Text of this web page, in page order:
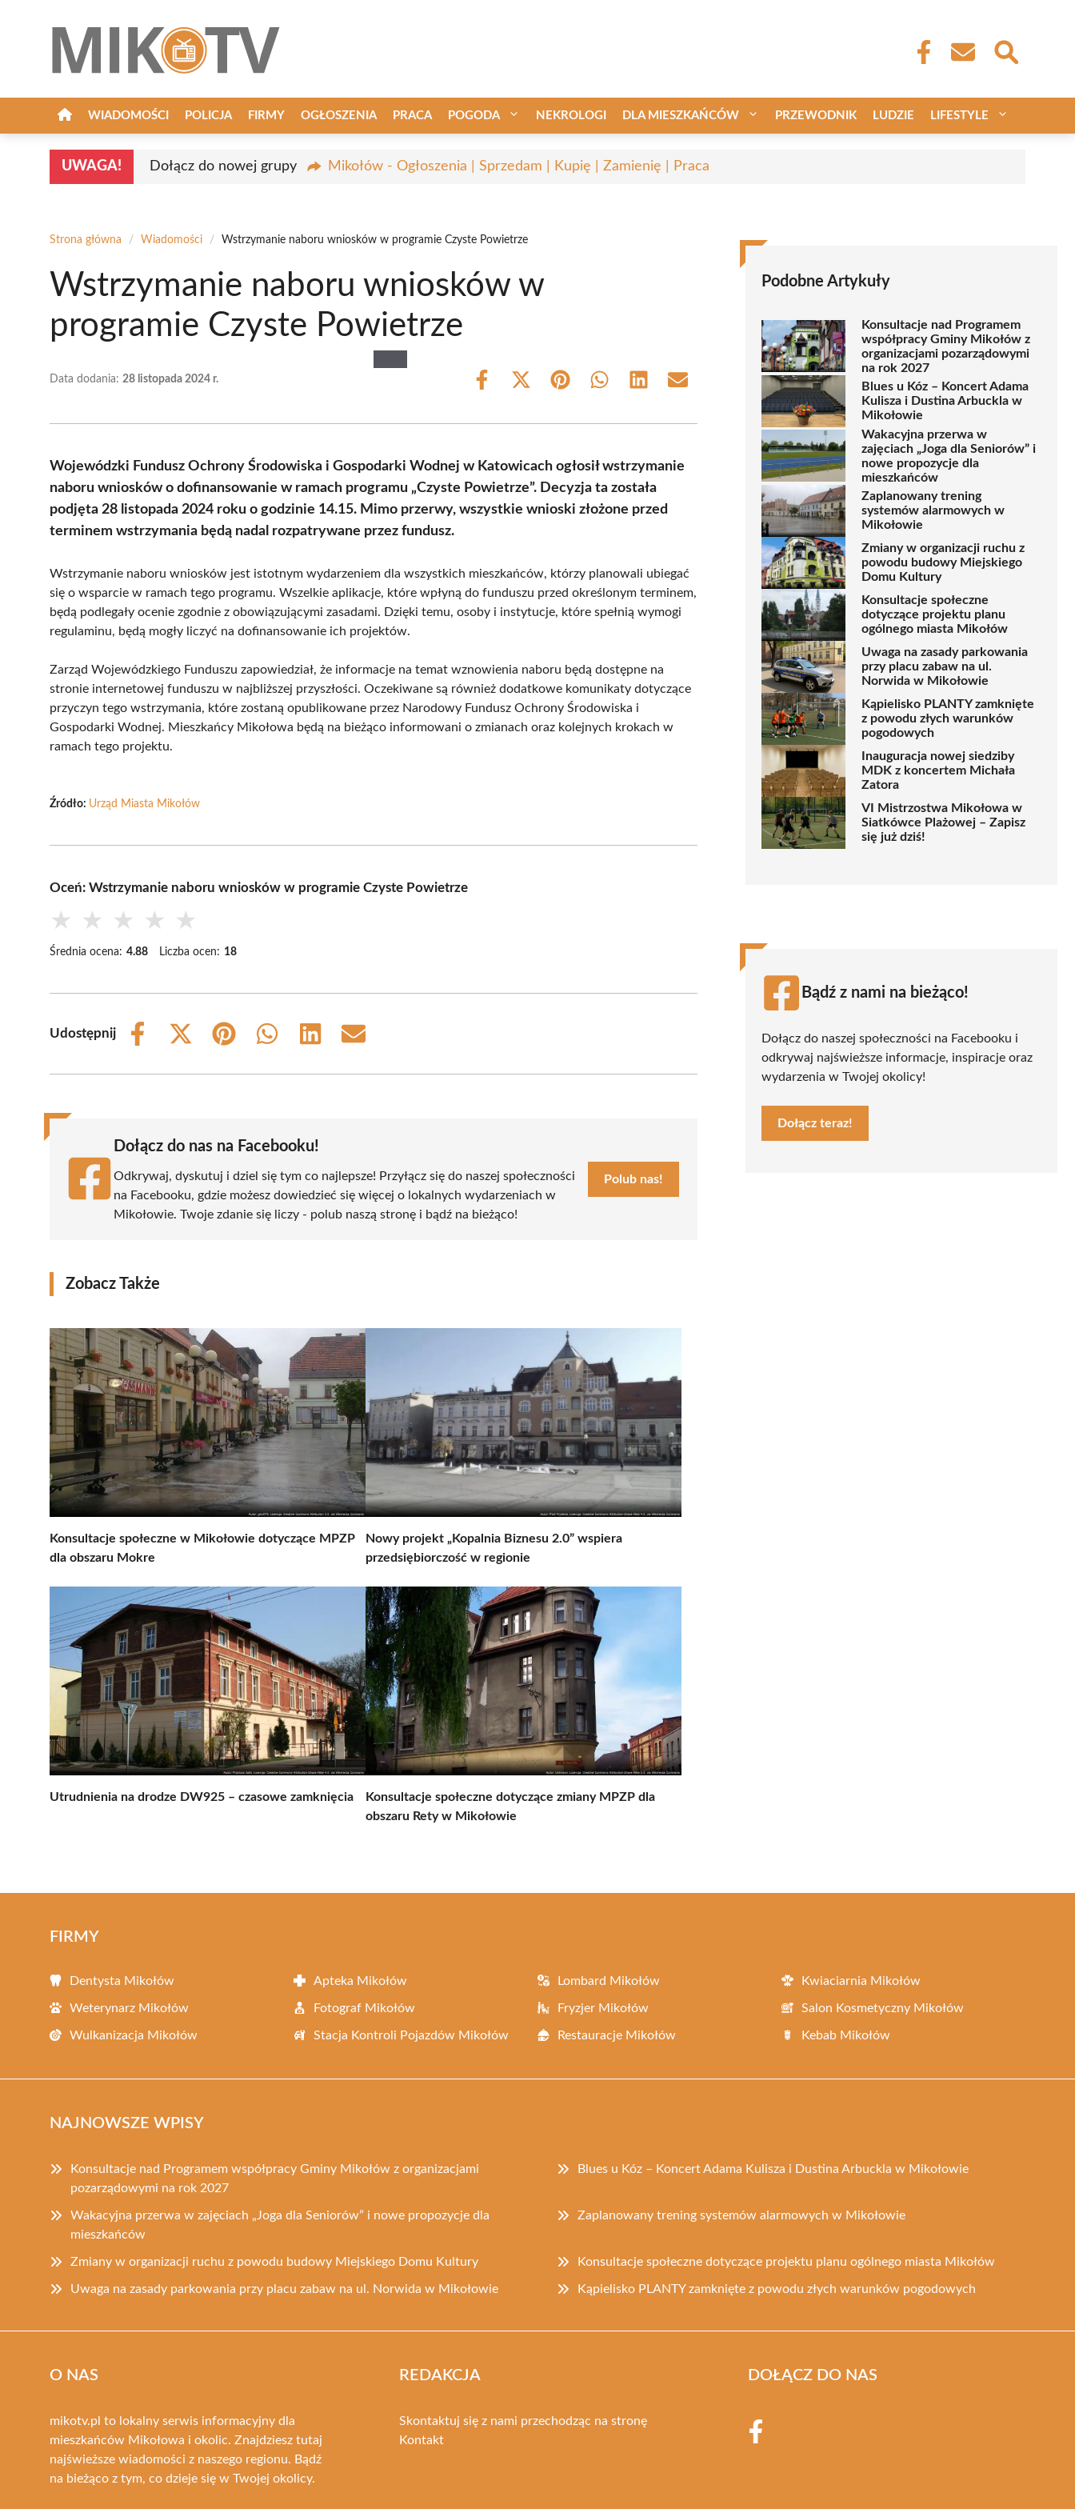
WIADOMOŚCI POLICJA FIRMY OGŁOSZENIA PRACA POGODA NEKROLOGI DLA MIESZKAŃCÓW PRZEWODNIK LUDZIE LIFESTYLE
UWAGA! Dołącz do nowej grupy Mikołów - Ogłoszenia | Sprzedam | Kupię | Zamienię | Praca
Strona główna / Wiadomości / Wstrzymanie naboru wniosków w programie Czyste Powietrze
Wstrzymanie naboru wniosków w
programie Czyste Powietrze
Data dodania: 28 listopada 2024 r.
Share
Share
(Twitter)
Share Share Share Share
Wojewódzki Fundusz Ochrony Środowiska i Gospodarki Wodnej w Katowicach ogłosił wstrzymanie
naboru wniosków o dofinansowanie w ramach programu „Czyste Powietrze”. Decyzja ta została
podjęta 28 listopada 2024 roku o godzinie 14.15. Mimo przerwy, wszystkie wnioski złożone przed
terminem wstrzymania będą nadal rozpatrywane przez fundusz.
Wstrzymanie naboru wniosków jest istotnym wydarzeniem dla wszystkich mieszkańców, którzy planowali ubiegać
się o wsparcie w ramach tego programu. Wszelkie aplikacje, które wpłyną do funduszu przed określonym terminem,
będą podlegały ocenie zgodnie z obowiązującymi zasadami. Dzięki temu, osoby i instytucje, które spełnią wymogi
regulaminu, będą mogły liczyć na dofinansowanie ich projektów.
Zarząd Wojewódzkiego Funduszu zapowiedział, że informacje na temat wznowienia naboru będą dostępne na
stronie internetowej funduszu w najbliższej przyszłości. Oczekiwane są również dodatkowe komunikaty dotyczące
przyczyn tego wstrzymania, które zostaną opublikowane przez Narodowy Fundusz Ochrony Środowiska i
Gospodarki Wodnej. Mieszkańcy Mikołowa będą na bieżąco informowani o zmianach oraz kolejnych krokach w
ramach tego projektu.
Źródło: Urząd Miasta Mikołów
Oceń: Wstrzymanie naboru wniosków w programie Czyste Powietrze
★ ★ ★ ★ ★
Średnia ocena: 4.88 Liczba ocen: 18
Udostępnij
Share
Share
(Twitter)
Share
Share
Share
Share
Dołącz do nas na Facebooku!
Odkrywaj, dyskutuj i dziel się tym co najlepsze! Przyłącz się do naszej społeczności
na Facebooku, gdzie możesz dowiedzieć się więcej o lokalnych wydarzeniach w
Mikołowie. Twoje zdanie się liczy - polub naszą stronę i bądź na bieżąco!
Polub nas!
Zobacz Także
Konsultacje społeczne w Mikołowie dotyczące MPZP
dla obszaru Mokre
Nowy projekt „Kopalnia Biznesu 2.0” wspiera
przedsiębiorczość w regionie
Utrudnienia na drodze DW925 – czasowe zamknięcia
Konsultacje społeczne dotyczące zmiany MPZP dla
obszaru Rety w Mikołowie
Podobne Artykuły
Konsultacje nad Programem
współpracy Gminy Mikołów z
organizacjami pozarządowymi
na rok 2027
Blues u Kóz – Koncert Adama
Kulisza i Dustina Arbuckla w
Mikołowie
Wakacyjna przerwa w
zajęciach „Joga dla Seniorów” i
nowe propozycje dla
mieszkańców
Zaplanowany trening
systemów alarmowych w
Mikołowie
Zmiany w organizacji ruchu z
powodu budowy Miejskiego
Domu Kultury
Konsultacje społeczne
dotyczące projektu planu
ogólnego miasta Mikołów
Uwaga na zasady parkowania
przy placu zabaw na ul.
Norwida w Mikołowie
Kąpielisko PLANTY zamknięte
z powodu złych warunków
pogodowych
Inauguracja nowej siedziby
MDK z koncertem Michała
Zatora
VI Mistrzostwa Mikołowa w
Siatkówce Plażowej – Zapisz
się już dziś!
Bądź z nami na bieżąco!
Dołącz do naszej społeczności na Facebooku i
odkrywaj najświeższe informacje, inspiracje oraz
wydarzenia w Twojej okolicy!
Dołącz teraz!
FIRMY
Dentysta Mikołów Apteka Mikołów Lombard Mikołów Kwiaciarnia Mikołów
Weterynarz Mikołów Fotograf Mikołów Fryzjer Mikołów Salon Kosmetyczny Mikołów
Wulkanizacja Mikołów Stacja Kontroli Pojazdów Mikołów Restauracje Mikołów Kebab Mikołów
NAJNOWSZE WPISY
Konsultacje nad Programem współpracy Gminy Mikołów z organizacjami
pozarządowymi na rok 2027
Blues u Kóz – Koncert Adama Kulisza i Dustina Arbuckla w Mikołowie
Wakacyjna przerwa w zajęciach „Joga dla Seniorów” i nowe propozycje dla
mieszkańców
Zaplanowany trening systemów alarmowych w Mikołowie
Zmiany w organizacji ruchu z powodu budowy Miejskiego Domu Kultury Konsultacje społeczne dotyczące projektu planu ogólnego miasta Mikołów
Uwaga na zasady parkowania przy placu zabaw na ul. Norwida w Mikołowie Kąpielisko PLANTY zamknięte z powodu złych warunków pogodowych
O NAS
mikotv.pl to lokalny serwis informacyjny dla
mieszkańców Mikołowa i okolic. Znajdziesz tutaj
najświeższe wiadomości z naszego regionu. Bądź
na bieżąco z tym, co dzieje się w Twojej okolicy.
REDAKCJA
Skontaktuj się z nami przechodząc na stronę
Kontakt
DOŁĄCZ DO NAS